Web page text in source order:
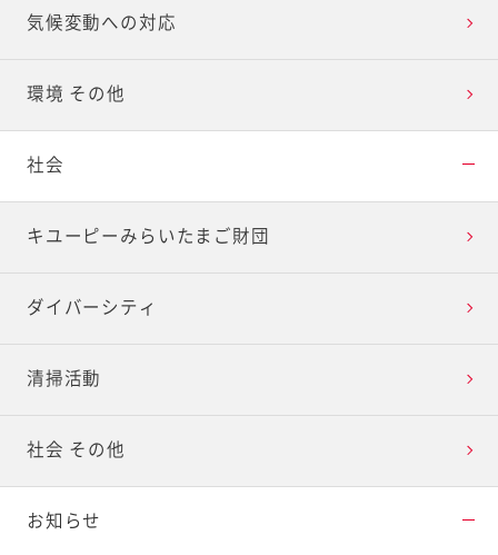
気候変動への対応
環境 その他
社会
キユーピーみらいたまご財団
ダイバーシティ
清掃活動
社会 その他
お知らせ